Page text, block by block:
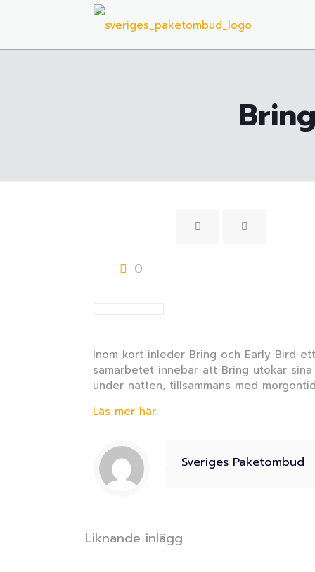
0
Inom kort inleder Bring och Early Bird
samarbetet innebär att Bring utökar
under natten, tillsammans med
Läs mer här:
Sveriges Paketombud
Liknande inlägg